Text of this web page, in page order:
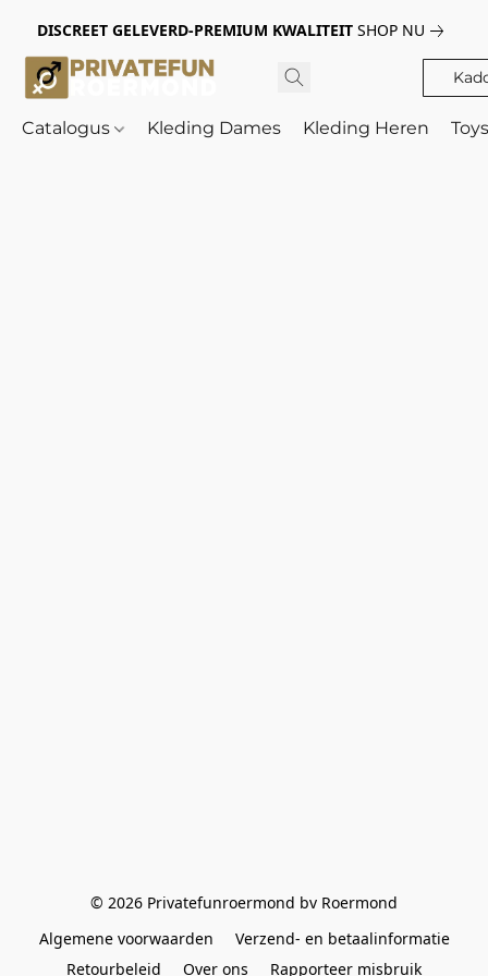
DISCREET GELEVERD-PREMIUM KWALITEIT SHOP NU
Catalogus Kleding Dames Kleding Heren
© 2026 Privatefunroermond bv Roermond
Algemene voorwaarden
Verzend- en betaalinformatie
Retourbeleid
Over ons Rapporteer misbruik